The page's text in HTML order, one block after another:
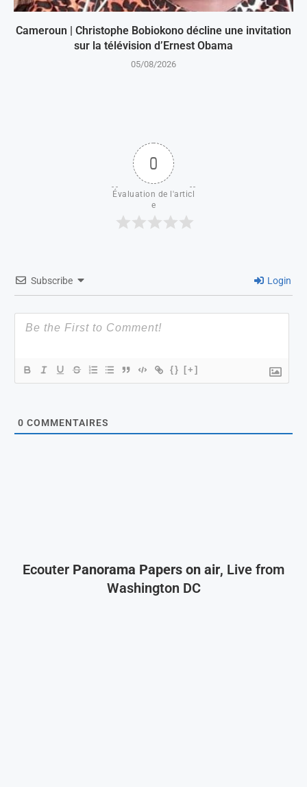
Cameroun | Christophe Bobiokono décline une invitation
sur la télévision d’Ernest Obama
05/08/2026
0
Évaluation de l'articl
e
Subscribe Login
{} [+]
0 COMMENTAIRES
Ecouter Panorama Papers on air, Live from
Washington DC